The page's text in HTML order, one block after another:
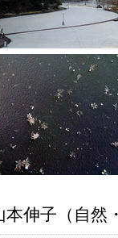
本伸子（自然